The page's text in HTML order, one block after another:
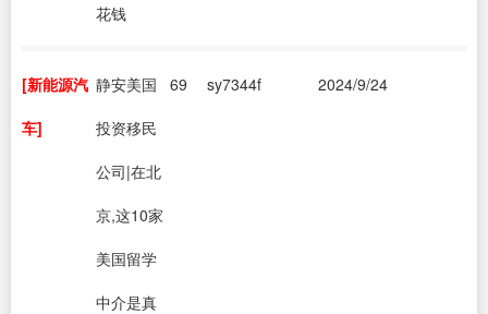
花钱
[新能源汽
车]
静安美国
投资移民
公司|在北
京,这10家
美国留学
中介是真
69 sy7344f 2024/9/24